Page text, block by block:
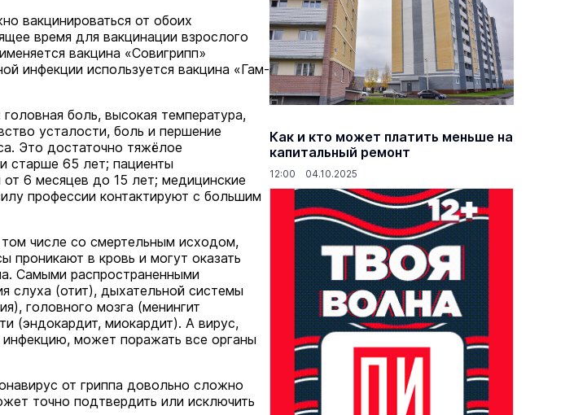
Как узнать на законных основаниях,
кто собственник недвижимости
Интервью 16 марта 17:00
мужское долголетие
Здоровье и медицина
На ощупь. Путеводитель по
Выставка «… И птичка вылетает II»
вакцинироваться от обоих
время для вакцинации взрослого
вакцина «Совигрипп»
инфекции используется вакцина «Гам-
боль, высокая температура,
усталости, боль и першение
Это достаточно тяжёлое
старше 65 лет; пациенты
6 месяцев до 15 лет; медицинские
профессии контактируют с большим
числе со смертельным исходом,
проникают в кровь и могут оказать
Самыми распространенными
слуха (отит), дыхательной системы
головного мозга (менингит
(эндокардит, миокардит). А вирус,
может поражать все органы
от гриппа довольно сложно
точно подтвердить или исключить
Как и кто может платить меньше на
капитальный ремонт
12:00 04.10.2025